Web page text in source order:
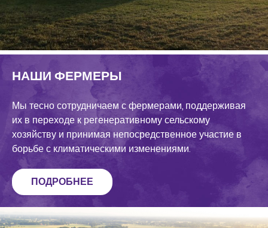
НАШИ ФЕРМЕРЫ
Мы тесно сотрудничаем с фермерами, поддерживая
их в переходе к регенеративному сельскому
хозяйству и принимая непосредственное участие в
борьбе с климатическими изменениями.
ПОДРОБНЕЕ